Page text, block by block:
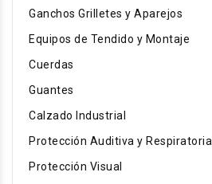
Ganchos Grilletes y Aparejos
Equipos de Tendido y Montaje
Cuerdas
Guantes
Calzado Industrial
Protección Auditiva y Respiratoria
Protección Visual